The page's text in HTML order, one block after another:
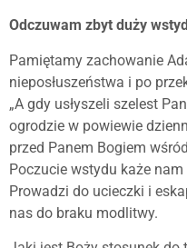
Odczuwam zbyt duży
Pamiętamy zachowanie
nieposłuszeństwa i po
„A gdy usłyszeli szelest
ogrodzie w powiewie
przed Panem Bogiem
Poczucie wstydu każe
Prowadzi do ucieczki i
nas do braku modlitwy.